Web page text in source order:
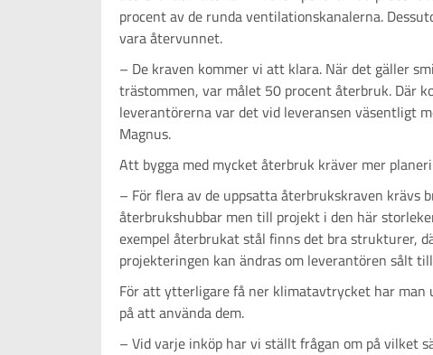
procent av de runda ventilationskanalerna.
vara återvunnet.
– De kraven kommer vi att klara. När det gäller
trästommen, var målet 50 procent återbruk. Där
leverantörerna var det vid leveransen väsentligt
Magnus.
Att bygga med mycket återbruk kräver mer
– För flera av de uppsatta återbrukskraven krävs
återbrukshubbar men till projekt i den här
exempel återbrukat stål finns det bra strukturer,
projekteringen kan ändras om leverantören sålt
För att ytterligare få ner klimatavtrycket har man
på att använda dem.
– Vid varje inköp har vi ställt frågan om på vilket